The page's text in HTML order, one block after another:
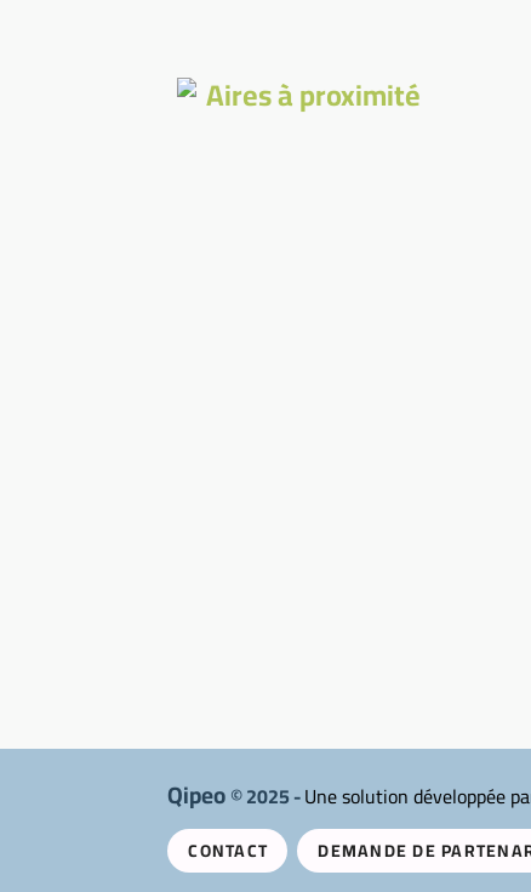
Aires à proximité
Qipeo© 2025 -Une solution développée
CONTACT DEMANDE DE